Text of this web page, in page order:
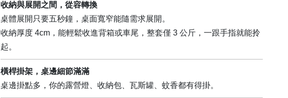
收納與展開之間，從容轉換
桌體展開只要五秒鐘，桌面寬窄能隨需求展開。
收納厚度 4cm，能輕鬆收進背箱或車尾，整套僅 3 公斤，一跟手指就能拎
起。
橫桿掛架，桌邊細節滿滿
桌邊掛點多，你的露營燈、收納包、瓦斯罐、蚊香都有得掛。